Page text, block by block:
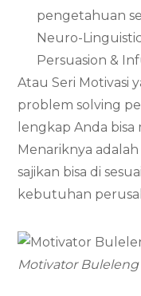
pengetahuan
Neuro-
Persuasion &
Atau Seri Motivasi
problem solving
lengkap Anda bisa
Menariknya
sajikan bisa di
kebutuhan
Motivator Buleleng